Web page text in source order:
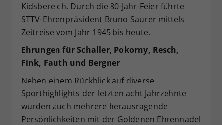
Kidsbereich. Durch die 80-Jahr-Feier führte
STTV-Ehrenpräsident Bruno Saurer mittels
Zeitreise vom Jahr 1945 bis heute.
Ehrungen für Schaller, Pokorny, Resch,
Fink, Fauth und Bergner
Neben einem Rückblick auf diverse
Sporthighlights der letzten acht Jahrzehnte
wurden auch mehrere herausragende
Persönlichkeiten mit der Goldenen Ehrennadel